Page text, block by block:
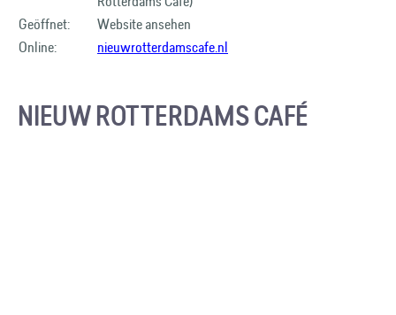
Geöffnet:
Website ansehen
Online:
nieuwrotterdamscafe.nl
NIEUW ROTTERDAMS CAFÉ